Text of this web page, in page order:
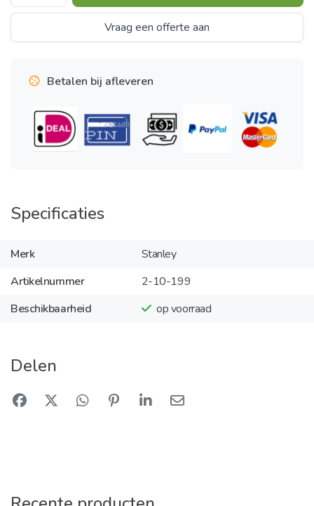
Vraag een offerte aan
Betalen bij afleveren
Specificaties
Merk
Stanley
Artikelnummer
2-10-199
Beschikbaarheid
op voorraad
Delen